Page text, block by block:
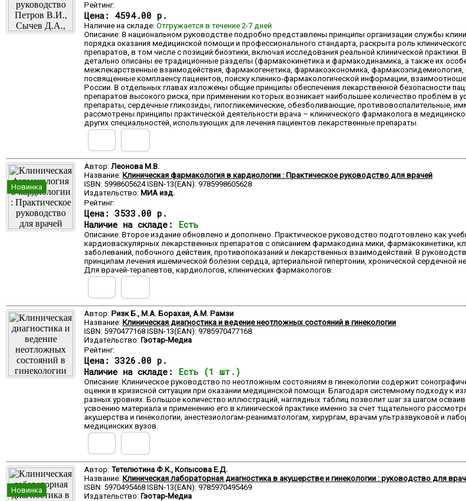
Рейтинг:
Цена: 4594.00 р.
Наличие на складе: Отгружается в течение 2-7 дней
Описание: В национальном руководстве подробно представлены принципы организации службы
порядка оказания медицинской помощи и профессионального стандарта, раскрыта роль
препаратов, в том числе с позиций биоэтики, включая исследования реальной клинической
детально описаны ее традиционные разделы (фармакокинетика и фармакодинамика, а также их
межлекарственные взаимодействия, фармакогенетика, фармакоэкономика,
посвященные комплаенсу пациентов, поиску клинико-фармакологической информации,
России. В отдельных главах изложены общие принципы обеспечения лекарственной безопасности
препаратов высокого риска, при применении которых возникает наибольшее количество проблем в
препараты, сердечные гликозиды, гипогликемические, обезболивающие, противовоспалительные,
рассмотрены принципы практической деятельности врача – клинического фармаколога в
других специальностей, использующих для лечения пациентов лекарственные препараты.
Новинка
Автор:Леонова М.В.
Название: Клиническая фармакология в кардиологии : Практическое руководство для врачей
ISBN: 5998605624 ISBN-13(EAN): 9785998605628
Издательство: МИА изд.
Рейтинг:
Цена: 3533.00 р.
Наличие на складе: Есть
Описание: Второе издание обновлено и дополнено. Практическое руководство подготовлено как
кардиоваскулярных лекарственных препаратов с описанием фармакодина мики, фармакокинетики,
заболеваний, побочного действия, противопоказаний и лекарственных взаимодействий. В
принципам лечения ишемической болезни сердца, артериальной гипертонии, хронической
Для врачей-терапевтов, кардиологов, клинических фармакологов.
Автор: Ризк Б., М.А. Борахая, А.М. Рамзи
Название: Клиническая диагностика и ведение неотложных состояний в гинекологии
ISBN: 5970477168 ISBN-13(EAN): 9785970477168
Издательство: Гэотар-Медиа
Рейтинг:
Цена: 3326.00 р.
Наличие на складе: Есть (1 шт.)
Описание: Клиническое руководство по неотложным состояниям в гинекологии содержит
оценки в кризисной ситуации при оказании медицинской помощи. Благодаря системному подходу к
разных уровнях. Большое количество иллюстраций, наглядных таблиц позволит шаг за шагом
усвоению материала и применению его в клинической практике именно за счет тщательного
акушерства и гинекологии, анестезиологам-реаниматологам, хирургам, врачам ультразвуковой и
медицинских вузов.
Новинка
Автор: Тетелютина Ф.К., Копысова Е.Д.
Название: Клиническая лабораторная диагностика в акушерстве и гинекологии : руководство для
ISBN: 5970495468 ISBN-13(EAN): 9785970495469
Издательство: Гэотар-Медиа